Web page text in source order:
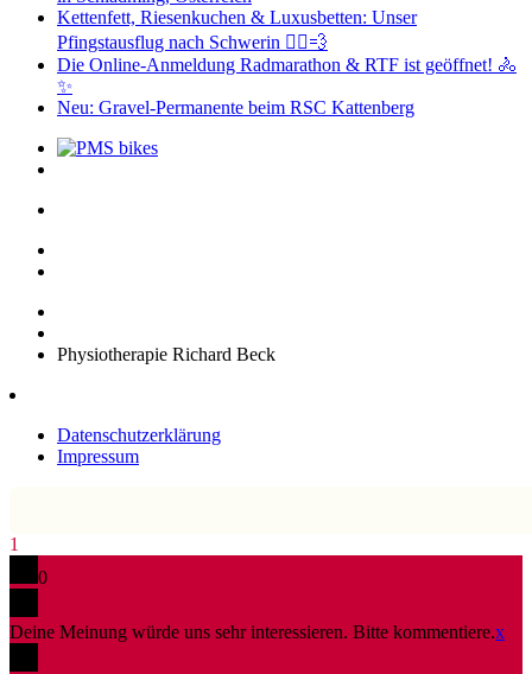
Kettenfett, Riesenkuchen & Luxusbetten: Unser
Pfingstausflug nach Schwerin 🚴‍♂️💨
Die Online-Anmeldung Radmarathon & RTF ist geöffnet! 🚴
✨
Neu: Gravel-Permanente beim RSC Kattenberg
Physiotherapie Richard Beck
Datenschutzerklärung
Impressum
1
0
Deine Meinung würde uns sehr interessieren. Bitte kommentiere.x